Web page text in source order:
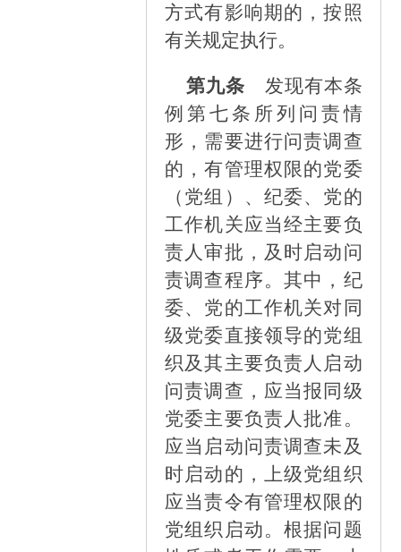
方式有影响期的，按照
有关规定执行。
第九条 发现有本条
例第七条所列问责情
形，需要进行问责调查
的，有管理权限的党委
（党组）、纪委、党的
工作机关应当经主要负
责人审批，及时启动问
责调查程序。其中，纪
委、党的工作机关对同
级党委直接领导的党组
织及其主要负责人启动
问责调查，应当报同级
党委主要负责人批准。
应当启动问责调查未及
时启动的，上级党组织
应当责令有管理权限的
党组织启动。根据问题